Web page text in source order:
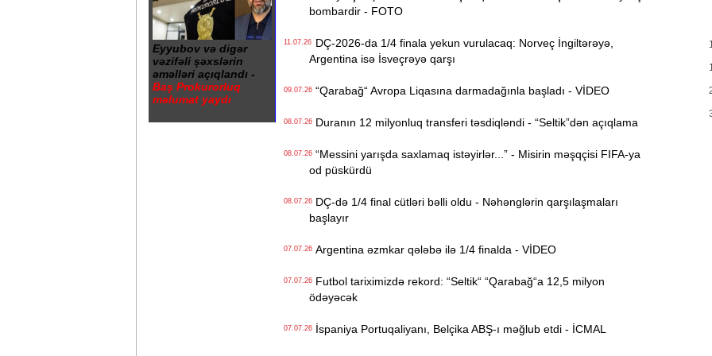
Eyyubov və digər
vəzifəli şəxslərin
əməlləri açıqlandı -
Baş Prokurorluq
məlumat yaydı
bombardir - FOTO
11.07.26DÇ-2026-da 1/4 finala yekun vurulacaq: Norveç İngiltərəyə,
Argentina isə İsveçrəyə qarşı
09.07.26“Qarabağ“ Avropa Liqasına darmadağınla başladı - VİDEO
08.07.26Duranın 12 milyonluq transferi təsdiqləndi - “Seltik”dən açıqlama
08.07.26“Messini yarışda saxlamaq istəyirlər...” - Misirin məşqçisi FIFA-ya
od püskürdü
08.07.26DÇ-də 1/4 final cütləri bəlli oldu - Nəhənglərin qarşılaşmaları
başlayır
07.07.26Argentina əzmkar qələbə ilə 1/4 finalda - VİDEO
07.07.26Futbol tariximizdə rekord: “Seltik“ “Qarabağ“a 12,5 milyon
ödəyəcək
07.07.26İspaniya Portuqaliyanı, Belçika ABŞ-ı məğlub etdi - İCMAL